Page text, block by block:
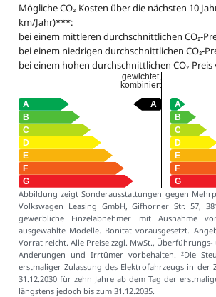
Mögliche CO₂-Kosten über die nächsten 10
km/Jahr)***:
bei einem mittleren durchschnittlichen CO₂-
bei einem niedrigen durchschnittlichen CO₂-
bei einem hohen durchschnittlichen CO₂-Preis
gewichtet,
kombiniert
Abbildung zeigt Sonderausstattungen gegen
Volkswagen Leasing GmbH, Gifhorner Str. 57,
gewerbliche Einzelabnehmer mit Ausnahme
ausgewählte Modelle. Bonität vorausgesetzt.
Vorrat reicht. Alle Preise zzgl. MwSt., Überführungs-
Änderungen und Irrtümer vorbehalten.
2Die
erstmaliger Zulassung des Elektrofahrzeugs in der
31.12.2030 für zehn Jahre ab dem Tag der
längstens jedoch bis zum 31.12.2035.